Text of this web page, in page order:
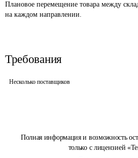
Полная информация и возможность
только с лицензией
Плановое перемещение товара между
Требования
Несколько поставщиков